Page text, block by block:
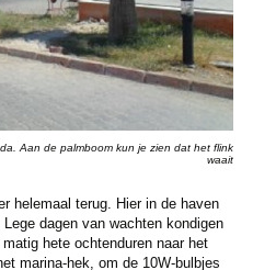
Aan de palmboom kun je zien dat het flink
waait
helemaal terug. Hier in de haven
dagen van wachten kondigen
hete ochtenduren naar het
marina-hek, om de 10W-bulbjes